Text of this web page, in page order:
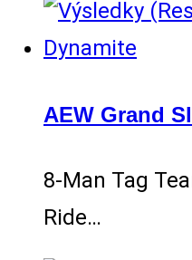
AEW Grand
8-Man Tag
Ride…